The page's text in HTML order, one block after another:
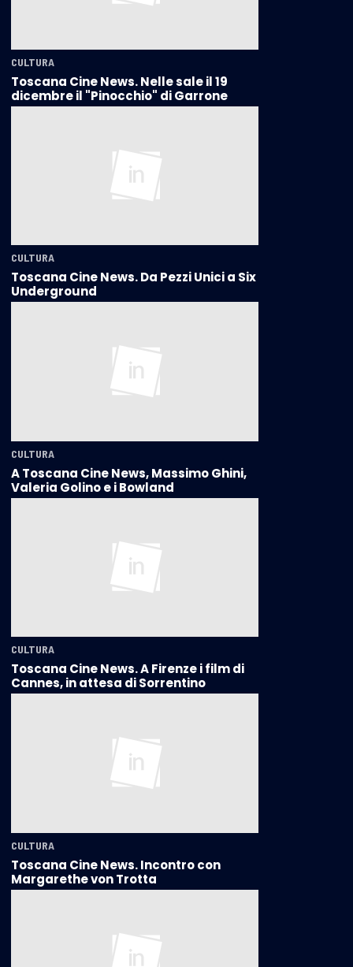
CULTURA
Toscana Cine News. Nelle sale il 19
dicembre il "Pinocchio" di Garrone
CULTURA
Toscana Cine News. Da Pezzi Unici a Six
Underground
CULTURA
A Toscana Cine News, Massimo Ghini,
Valeria Golino e i Bowland
CULTURA
Toscana Cine News. A Firenze i film di
Cannes, in attesa di Sorrentino
CULTURA
Toscana Cine News. Incontro con
Margarethe von Trotta